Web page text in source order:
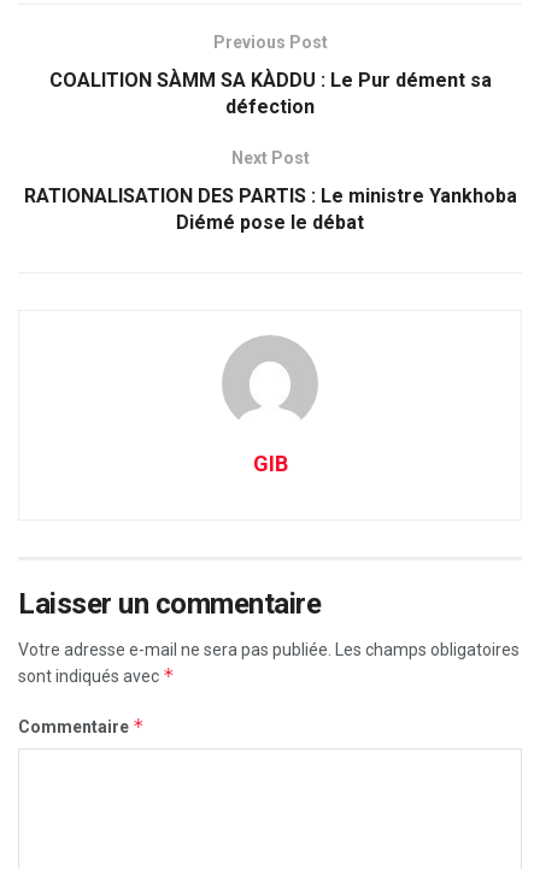
Previous Post
COALITION SÀMM SA KÀDDU : Le Pur dément sa
défection
Next Post
RATIONALISATION DES PARTIS : Le ministre Yankhoba
Diémé pose le débat
GIB
Laisser un commentaire
Votre adresse e-mail ne sera pas publiée. Les champs obligatoires
sont indiqués avec *
Commentaire *